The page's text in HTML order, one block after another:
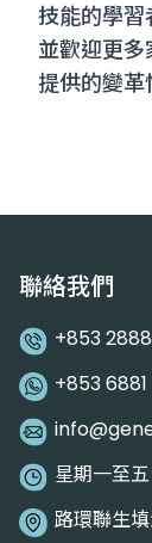
技能的學習
並歡迎更多
提供的變革
聯絡我們
+853
+853
星期一至
路環聯生